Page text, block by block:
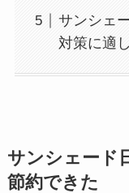
サンシェ
対策に適
サンシェード
節約できた